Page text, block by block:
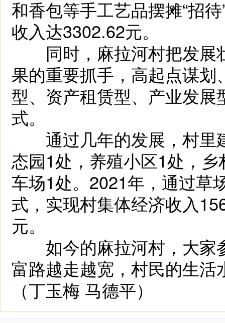
和香包等手工艺品摆摊“招
收入达3302.62元。
同时，麻拉河村把发展
果的重要抓手，高起点谋
型、资产租赁型、产业发
式。
通过几年的发展，村里
态园1处，养殖小区1处，
车场1处。2021年，通过草
式，实现村集体经济收入
元。
如今的麻拉河村，大家
富路越走越宽，村民的生
（丁玉梅 马德平）